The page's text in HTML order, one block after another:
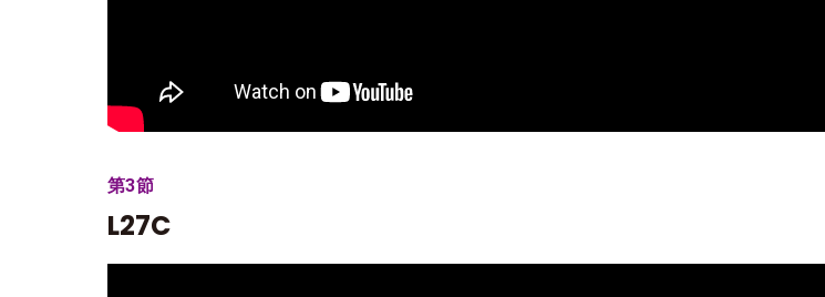
第3節
L27C